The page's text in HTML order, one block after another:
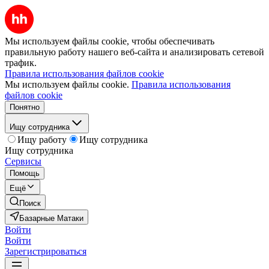
Мы используем файлы cookie, чтобы обеспечивать
правильную работу нашего веб-сайта и анализировать сетевой
трафик.
Правила использования файлов cookie
Мы используем файлы cookie. Правила использования
файлов cookie
Понятно
Ищу сотрудника
Ищу работу
Ищу сотрудника
Ищу сотрудника
Сервисы
Помощь
Ещё
Поиск
Базарные Матаки
Войти
Войти
Зарегистрироваться